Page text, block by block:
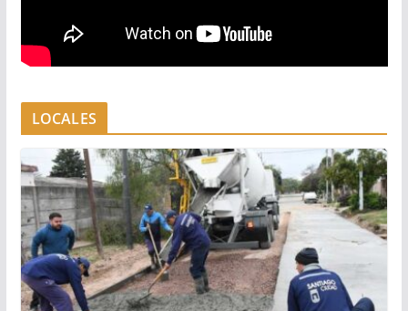
LOCALES